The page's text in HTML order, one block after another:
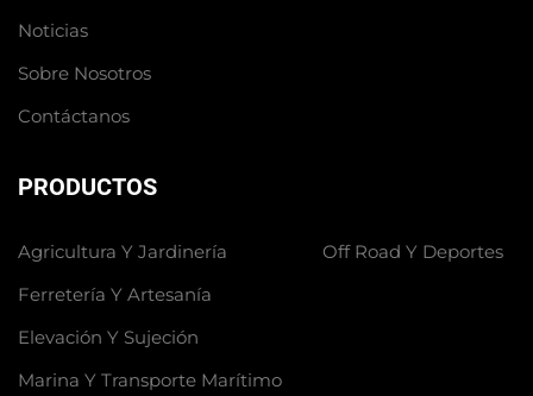
Noticias
Sobre Nosotros
Contáctanos
PRODUCTOS
Agricultura Y Jardinería
Ferretería Y Artesanía
Elevación Y Sujeción
Marina Y Transporte Marítimo
Off Road Y Deportes